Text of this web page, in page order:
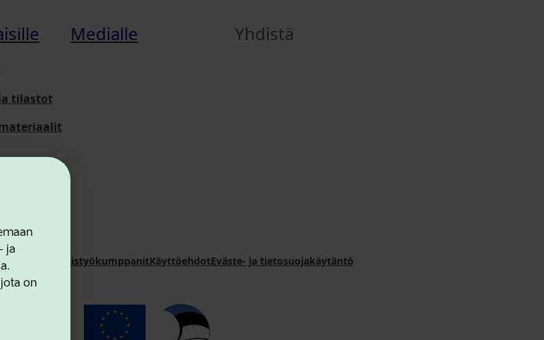
ja
on
tilastot
Medialle Yhdistä
YhteistyökumppanitKäyttöehdotEväste- ja tietosuojakäytäntö